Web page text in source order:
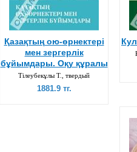
Қазақтың ою-өрнектері
мен зергерлік
бұйымдары. Оқу құралы
Тілеубекұлы Т., твердый
1881.9 тг.